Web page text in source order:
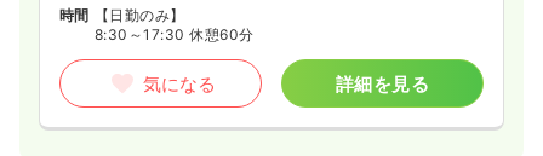
時間
【日勤のみ】
8:30～17:30 休憩60分
気になる 詳細を見る